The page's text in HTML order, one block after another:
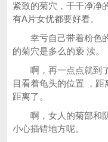
紧致的菊穴，干干净净
有A片女优都要好看。
幸亏自己带着粉色的
的菊穴是多么的亵 渎。
啊，再一点点就到了
目看着龟头的位置 ，
距离了。
啊，女人的菊部和阴
小心插错地方呢。